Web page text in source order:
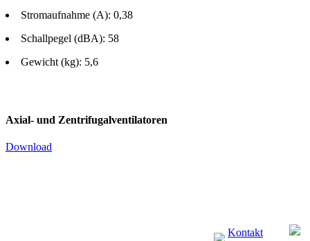
Stromaufnahme (A): 0,38
Schallpegel (dBA): 58
Gewicht (kg): 5,6
Axial- und Zentrifugalventilatoren
Download
Kontakt